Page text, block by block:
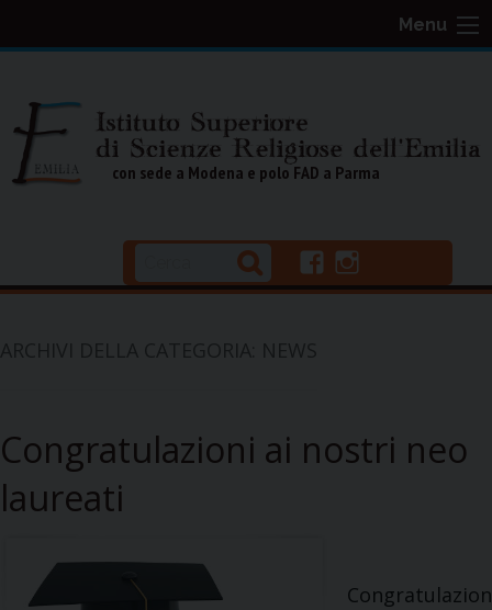
k
t
Menu
f
a
i
n
m
con sede a Modena e polo FAD a Parma
Congratulazioni ai nostri neo
laureati
Congratulazion